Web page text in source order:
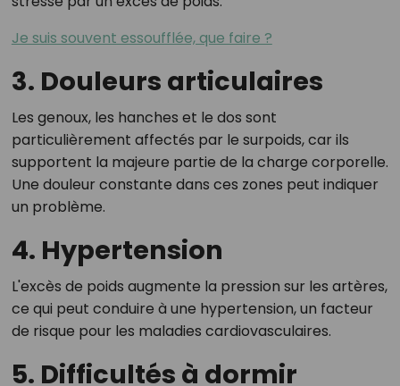
Je suis souvent essoufflée, que faire ?
3. Douleurs articulaires
Les genoux, les hanches et le dos sont
particulièrement affectés par le surpoids, car ils
supportent la majeure partie de la charge corporelle.
Une douleur constante dans ces zones peut indiquer
un problème.
4. Hypertension
L'excès de poids augmente la pression sur les artères,
ce qui peut conduire à une hypertension, un facteur
de risque pour les maladies cardiovasculaires.
5. Difficultés à dormir